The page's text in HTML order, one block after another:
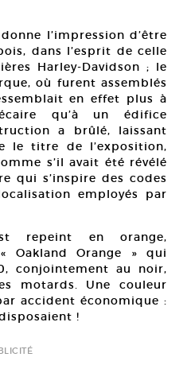
l’impression d’être
dans l’esprit de celle
Harley-Davidson ; le
où furent assemblés
en effet plus à
qu’à un édifice
a brûlé, laissant
le titre de l’exposition,
s’il avait été révélé
qui s’inspire des codes
employés par
repeint en orange,
Oakland Orange » qui
conjointement au noir,
motards. Une couleur
accident économique :
!